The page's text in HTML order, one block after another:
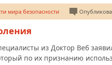
мира безопасности
из Доктор Веб
по их признанию